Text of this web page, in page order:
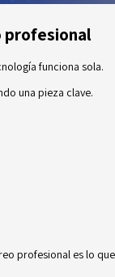
profesional
funciona sola.
una pieza clave.
profesional es lo que